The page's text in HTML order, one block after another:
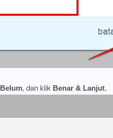
Belum, dan klik Benar & Lanjut.